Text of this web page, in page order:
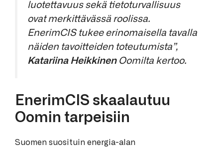
luotettavuus sekä tietoturvallisuus
ovat merkittävässä roolissa.
EnerimCIS tukee erinomaisella tavalla
näiden tavoitteiden toteutumista”,
Katariina HeikkinenOomilta kertoo.
EnerimCIS skaalautuu
Oomin tarpeisiin
Suomen suosituin energia-alan